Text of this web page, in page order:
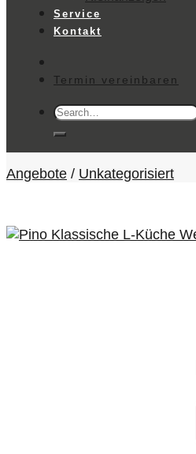
Service
Kontakt
Termin vereinbaren
Search
Angebote / Unkategorisiert